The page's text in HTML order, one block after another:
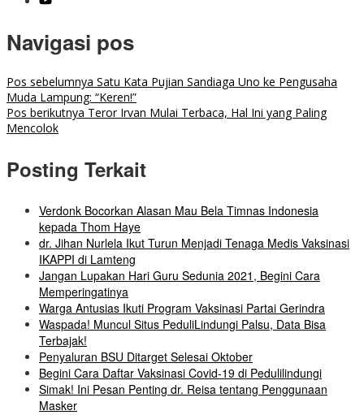
Navigasi pos
Pos sebelumnya Satu Kata Pujian Sandiaga Uno ke Pengusaha
Muda Lampung: “Keren!”
Pos berikutnya Teror Irvan Mulai Terbaca, Hal Ini yang Paling
Mencolok
Posting Terkait
Verdonk Bocorkan Alasan Mau Bela Timnas Indonesia
kepada Thom Haye
dr. Jihan Nurlela Ikut Turun Menjadi Tenaga Medis Vaksinasi
IKAPPI di Lamteng
Jangan Lupakan Hari Guru Sedunia 2021, Begini Cara
Memperingatinya
Warga Antusias Ikuti Program Vaksinasi Partai Gerindra
Waspada! Muncul Situs PeduliLindungi Palsu, Data Bisa
Terbajak!
Penyaluran BSU Ditarget Selesai Oktober
Begini Cara Daftar Vaksinasi Covid-19 di Pedulilindungi
Simak! Ini Pesan Penting dr. Reisa tentang Penggunaan
Masker